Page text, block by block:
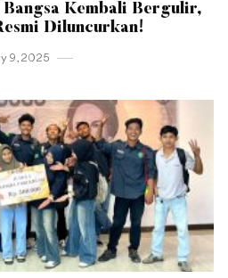
Bangsa Kembali Bergulir,
Diluncurkan!
9 , 2025